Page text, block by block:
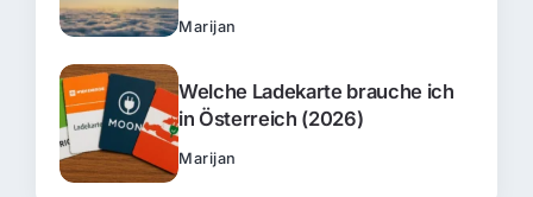
Marijan
Welche Ladekarte brauche ich
in Österreich (2026)
Marijan